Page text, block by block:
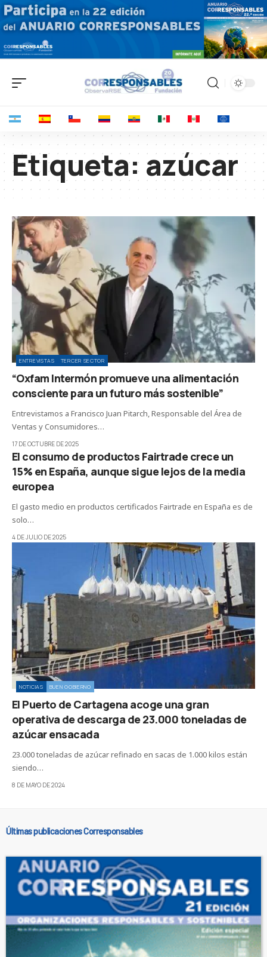
Etiqueta: azúcar
ENTREVISTAS TERCER SECTOR
“Oxfam Intermón promueve una alimentación
consciente para un futuro más sostenible”
Entrevistamos a Francisco Juan Pitarch, Responsable del Área de
Ventas y Consumidores…
17 DE OCTUBRE DE 2025
El consumo de productos Fairtrade crece un
15% en España, aunque sigue lejos de la media
europea
El gasto medio en productos certificados Fairtrade en España es de
solo…
4 DE JULIO DE 2025
NOTICIAS BUEN GOBIERNO
El Puerto de Cartagena acoge una gran
operativa de descarga de 23.000 toneladas de
azúcar ensacada
23.000 toneladas de azúcar refinado en sacas de 1.000 kilos están
siendo…
8 DE MAYO DE 2024
Últimas publicaciones Corresponsables